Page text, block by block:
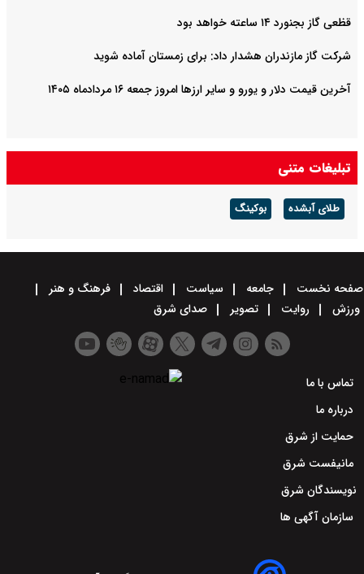
قظعی گاز بجنورد ۱۴ ساعته خواهد بود
شرکت گاز مازندران هشدار داد: برای زمستان آماده شوید
آخرین قیمت دلار و یورو و سایر ارزها امروز جمعه ۱۶ مردادماه ۱۴۰۵
تبلیغات متنی
طلای آبشده بوکینگ
صفحه نخست جامعه سیاست اقتصاد
فرهنگ و هنر
ورزش
روایت تصویر صدای شرق
تماس با ما
درباره ما
حمایت از شرق
مانیفست شرق
نویسندگان شرق
سازمان آگهی ها